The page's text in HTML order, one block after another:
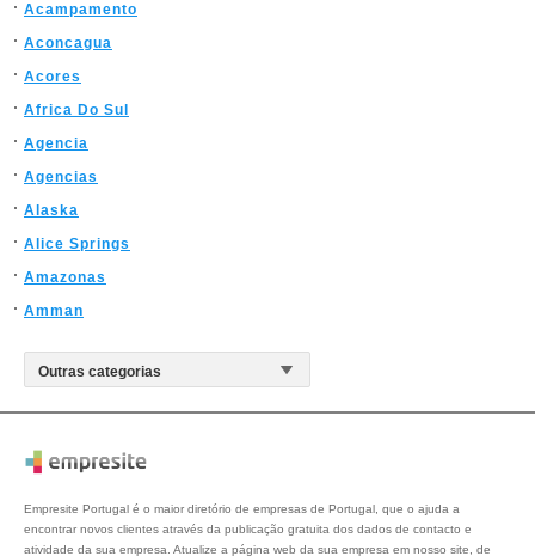
Acampamento
Aconcagua
Acores
Africa Do Sul
Agencia
Agencias
Alaska
Alice Springs
Amazonas
Amman
Empresite Portugal é o maior diretório de empresas de Portugal, que o ajuda a
encontrar novos clientes através da publicação gratuita dos dados de contacto e
atividade da sua empresa. Atualize a página web da sua empresa em nosso site, de